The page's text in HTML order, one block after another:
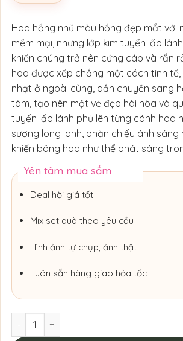
Hoa hồng nhũ màu hồng đẹp mắt với
mềm mại, nhưng lớp kim tuyến lấp
khiến chúng trở nên cứng cáp và rắn
hoa được xếp chồng một cách tinh tế,
nhạt ở ngoài cùng, dần chuyển sang
tâm, tạo nên một vẻ đẹp hài hòa và
tuyến lấp lánh phủ lên từng cánh hoa
sương long lanh, phản chiếu ánh
khiến bông hoa như thể phát sáng
Yên tâm mua sắm
Deal hời giá tốt
Mix set quà theo yêu cầu
Hình ảnh tự chụp, ảnh thật
Luôn sẵn hàng giao hỏa tốc
Hoa Hồng Nhũ Kim Tuyến số lượng